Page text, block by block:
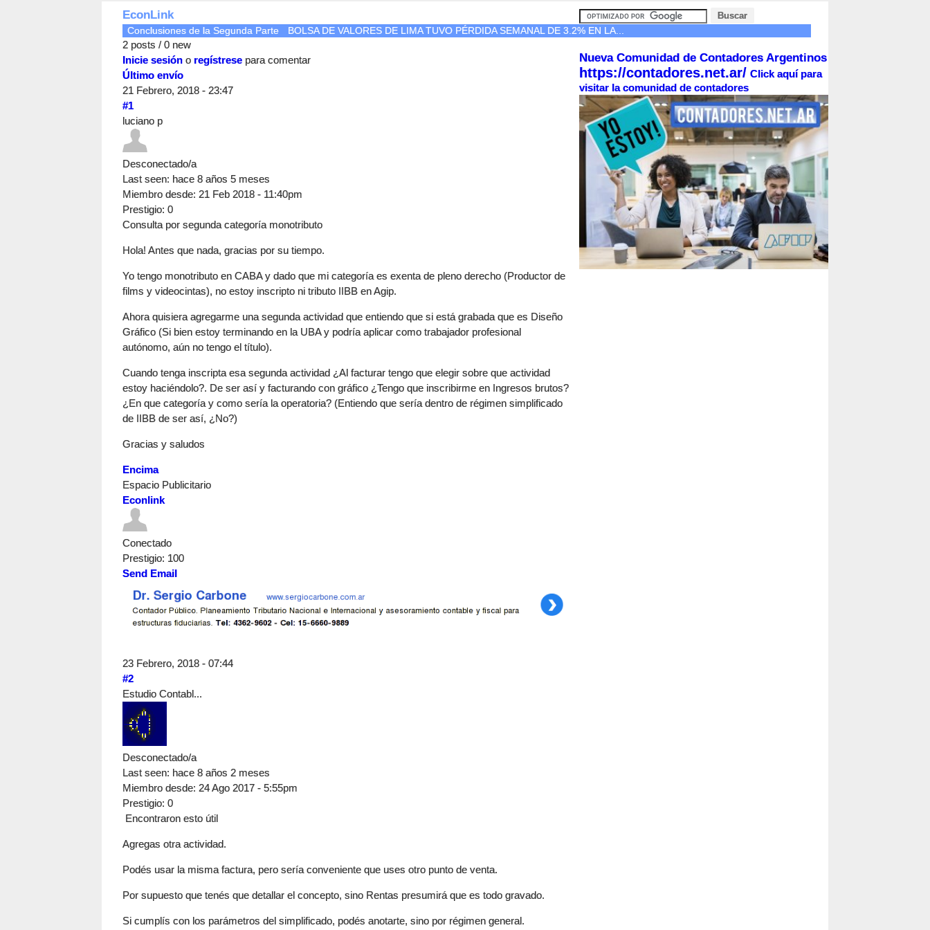
EconLink
Conclusiones de la Segunda Parte BOLSA DE VALORES DE LIMA TUVO PÉRDIDA SEMANAL DE 3.2% EN LA...
2 posts / 0 new
Inicie sesión o regístrese para comentar
Último envío
21 Febrero, 2018 - 23:47
#1
luciano p
Desconectado/a
Last seen: hace 8 años 5 meses
Miembro desde: 21 Feb 2018 - 11:40pm
Prestigio: 0
Consulta por segunda categoría monotributo
Hola! Antes que nada, gracias por su tiempo.
Yo tengo monotributo en CABA y dado que mi categoría es exenta de pleno derecho (Productor de
films y videocintas), no estoy inscripto ni tributo IIBB en Agip.
Ahora quisiera agregarme una segunda actividad que entiendo que si está grabada que es Diseño
Gráfico (Si bien estoy terminando en la UBA y podría aplicar como trabajador profesional
autónomo, aún no tengo el título).
Cuando tenga inscripta esa segunda actividad ¿Al facturar tengo que elegir sobre que actividad
estoy haciéndolo?. De ser así y facturando con gráfico ¿Tengo que inscribirme en Ingresos brutos?
¿En que categoría y como sería la operatoria? (Entiendo que sería dentro de régimen simplificado
de IIBB de ser así, ¿No?)
Gracias y saludos
Encima
Espacio Publicitario
Econlink
Conectado
Prestigio: 100
Send Email
23 Febrero, 2018 - 07:44
#2
Estudio Contabl...
Desconectado/a
Last seen: hace 8 años 2 meses
Miembro desde: 24 Ago 2017 - 5:55pm
Prestigio: 0
Encontraron esto útil
Agregas otra actividad.
Podés usar la misma factura, pero sería conveniente que uses otro punto de venta.
Por supuesto que tenés que detallar el concepto, sino Rentas presumirá que es todo gravado.
Si cumplís con los parámetros del simplificado, podés anotarte, sino por régimen general.
Nueva Comunidad de Contadores Argentinos
https://contadores.net.ar/ Click aquí para
visitar la comunidad de contadores